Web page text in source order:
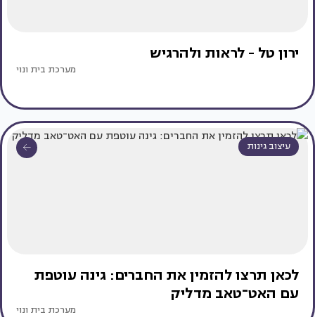
ירון טל - לראות ולהרגיש
מערכת בית ונוי
עיצוב גינות
לכאן תרצו להזמין את החברים: גינה עוטפת
עם האט־טאב מדליק
מערכת בית ונוי